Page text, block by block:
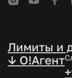
Лимиты и
↓ O!Агент